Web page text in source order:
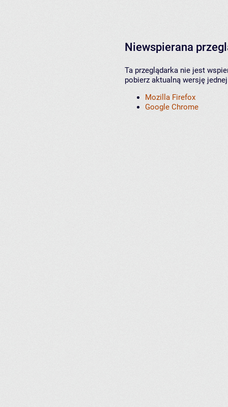
Niewspierana
Ta przeglądarka nie jest
pobierz aktualną wersję
Mozilla Firefox
Google Chrome